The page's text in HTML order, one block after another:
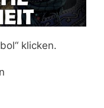
klicken.